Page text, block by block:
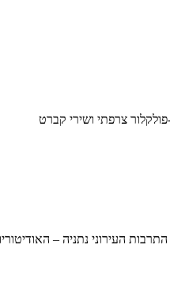
צרפתי ושירי קברט